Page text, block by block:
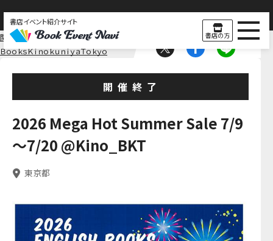
書店イベント紹介サイト
書店の方
関東
東京
ＢｏｏｋｓＫｉｎｏｋｕｎｉｙａＴｏｋｙｏ
開催終了
2026 Mega Hot Summer Sale 7/9
～7/20 @Kino_BKT
東京都